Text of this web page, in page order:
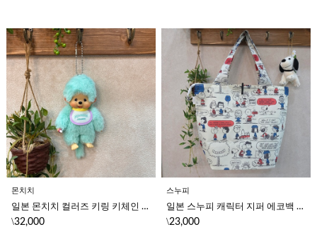
몬치치
일본 몬치치 컬러즈 키링 키체인 귀여운 캐릭터 인형 키홀더 (민트)
\32,000
스누피
일본 스누피 캐릭터 지퍼 에코백 숄더백 접이식 휴대용 장바구니 (아이보리)
\23,000